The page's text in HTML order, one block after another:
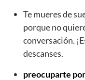
Te mueres de
porque no
conversación.
descanses.
preocuparte